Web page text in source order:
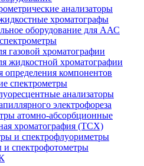
анализаторы
хроматографы
оборудование для ААС
газовой хроматографии
жидкостной хроматографии
определения компонентов
спектрометры
анализаторы
электрофореза
атомно-абсорбционные
хроматография (ТСХ)
и спектрофлуориметры
спектрофотометры